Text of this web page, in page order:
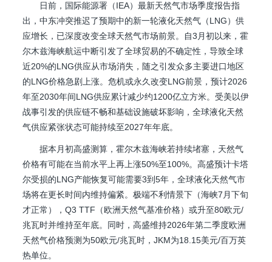
日前，国际能源署（IEA）最新天然气市场季度报告指
出，中东冲突推迟了预期中的新一轮液化天然气（LNG）供
应增长，已深度改变全球天然气市场前景。自3月初以来，霍
尔木兹海峡航运中断引发了全球贸易的不确定性，导致全球
近20%的LNG供应从市场消失，随之引发众多主要进口地区
的LNG价格急剧上涨。危机或永久改变LNG前景，预计2026
年至2030年间LNG供应累计减少约1200亿立方米。受美以伊
战事引发的供应链不畅和基础设施破坏影响，全球液化天然
气供应紧张状态可能持续至2027年年底。
据本月初高盛测算，霍尔木兹海峡若持续堵塞，天然气
价格有可能在当前水平上再上涨50%至100%。高盛预计卡塔
尔受损的LNG产能恢复可能需要3到5年，全球液化天然气市
场将在更长时间内维持偏紧。极端不利情景下（海峡7月下旬
才正常），Q3 TTF（欧洲天然气基准价格）或升至80欧元/
兆瓦时并维持至年底。同时，高盛维持2026年第二季度欧洲
天然气价格预测为50欧元/兆瓦时，JKM为18.15美元/百万英
热单位。